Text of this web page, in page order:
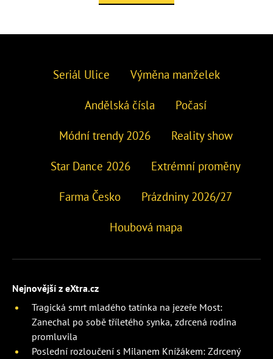
Seriál Ulice Výměna manželek
Andělská čísla Počasí
Módní trendy 2026 Reality show
Star Dance 2026 Extrémní proměny
Farma Česko Prázdniny 2026/27
Houbová mapa
Nejnovější z eXtra.cz
Tragická smrt mladého tatínka na jezeře Most:
Zanechal po sobě tříletého synka, zdrcená rodina
promluvila
Poslední rozloučení s Milanem Knížákem: Zdrcený